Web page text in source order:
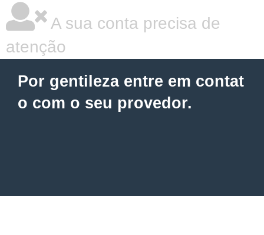
A sua conta precisa de
atenção
Por gentileza entre em contat
o com o seu provedor.